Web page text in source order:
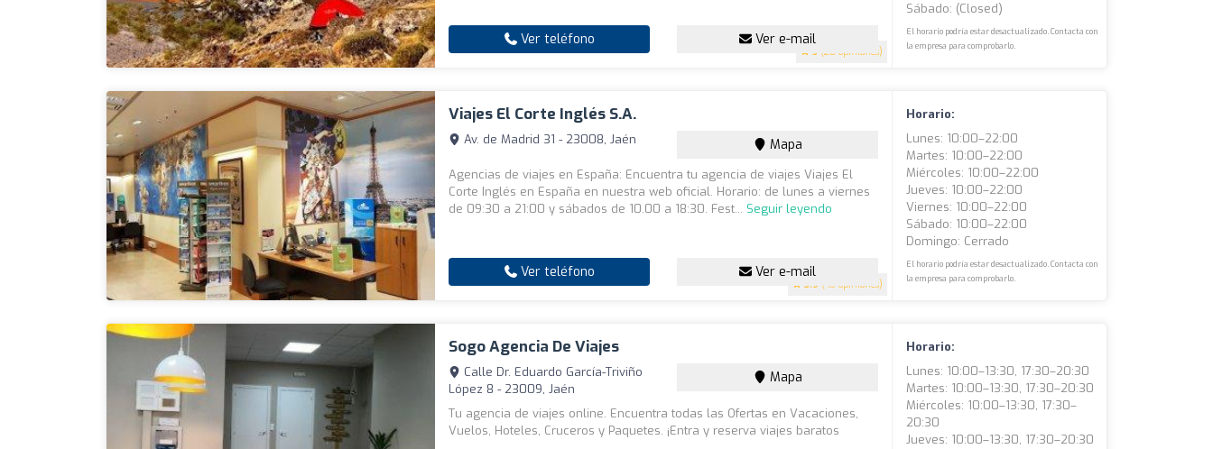
5 (28 opiniones)
Ver teléfono Ver e-mail
Sábado: (closed)
El horario podría estar desactualizado. Contacta con
la empresa para comprobarlo.
Viajes El Corte Inglés S.A.
3.9 (43 opiniones)
Av. de Madrid 31 - 23008, Jaén Mapa
Agencias de viajes en España: Encuentra tu agencia de viajes Viajes El
Corte Inglés en España en nuestra web oficial. Horario: de lunes a viernes
de 09:30 a 21:00 y sábados de 10.00 a 18:30. Fest... Seguir leyendo
Ver teléfono Ver e-mail
Horario:
Lunes: 10:00–22:00
Martes: 10:00–22:00
Miércoles: 10:00–22:00
Jueves: 10:00–22:00
Viernes: 10:00–22:00
Sábado: 10:00–22:00
Domingo: Cerrado
El horario podría estar desactualizado. Contacta con
la empresa para comprobarlo.
Sogo Agencia De Viajes
Calle Dr. Eduardo García-Triviño
López 8 - 23009, Jaén
Mapa
Tu agencia de viajes online. Encuentra todas las Ofertas en Vacaciones,
Vuelos, Hoteles, Cruceros y Paquetes. ¡Entra y reserva viajes baratos
Horario:
Lunes: 10:00–13:30, 17:30–20:30
Martes: 10:00–13:30, 17:30–20:30
Miércoles: 10:00–13:30, 17:30–
20:30
Jueves: 10:00–13:30, 17:30–20:30